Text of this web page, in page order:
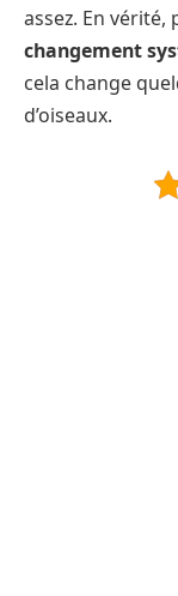
assez. En
changement
cela change
d’oiseaux.